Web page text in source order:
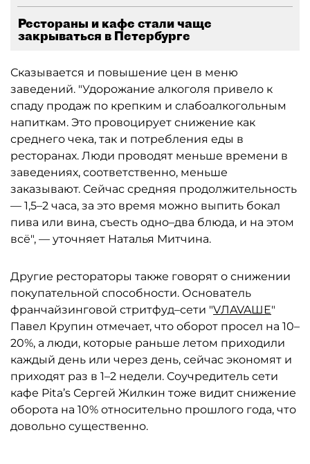
Рестораны и кафе стали чаще
закрываться в Петербурге
Сказывается и повышение цен в меню
заведений. "Удорожание алкоголя привело к
спаду продаж по крепким и слабоалкогольным
напиткам. Это провоцирует снижение как
среднего чека, так и потребления еды в
ресторанах. Люди проводят меньше времени в
заведениях, соответственно, меньше
заказывают. Сейчас средняя продолжительность
— 1,5–2 часа, за это время можно выпить бокал
пива или вина, съесть одно–два блюда, и на этом
всё", — уточняет Наталья Митчина.
Другие рестораторы также говорят о снижении
покупательной способности. Основатель
франчайзинговой стритфуд–сети "VЛAVAШЕ"
Павел Крупин отмечает, что оборот просел на 10–
20%, а люди, которые раньше летом приходили
каждый день или через день, сейчас экономят и
приходят раз в 1–2 недели. Соучредитель сети
кафе Pita’s Сергей Жилкин тоже видит снижение
оборота на 10% относительно прошлого года, что
довольно существенно.